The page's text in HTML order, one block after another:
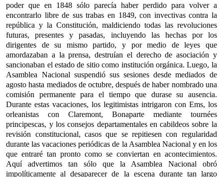
poder que en 1848 sólo parecía haber perdido para volver a
encontrarlo libre de sus trabas en 1849, con invectivas contra la
república y la Constitución, maldiciendo todas las revoluciones
futuras, presentes y pasadas, incluyendo las hechas por los
dirigentes de su mismo partido, y por medio de leyes que
amordazaban a la prensa, destruían el derecho de asociación y
sancionaban el estado de sitio como institución orgánica. Luego, la
Asamblea Nacional suspendió sus sesiones desde mediados de
agosto hasta mediados de octubre, después de haber nombrado una
comisión permanente para el tiempo que durase su ausencia.
Durante estas vacaciones, los legitimistas intrigaron con Ems, los
orleanistas con Claremont, Bonaparte mediante tournées
principescas, y los consejos departamentales en cabildeos sobre la
revisión constitucional, casos que se repitiesen con regularidad
durante las vacaciones periódicas de la Asamblea Nacional y en los
que entraré tan pronto como se conviertan en acontecimientos.
Aquí advertimos tan sólo que la Asamblea Nacional obró
impolíticamente al desaparecer de la escena durante tan largo